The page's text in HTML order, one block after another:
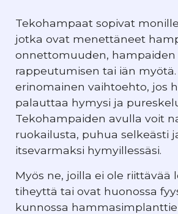
Tekohampaat sopivat
jotka ovat menettäneet
onnettomuuden, hampaiden
rappeutumisen tai iän
erinomainen vaihtoehto, jos
palauttaa hymysi ja
Tekohampaiden avulla voit
ruokailusta, puhua selkeästi
itsevarmaksi hymyillessäsi.
Myös ne, joilla ei ole riittävää
tiheyttä tai ovat huonossa
kunnossa